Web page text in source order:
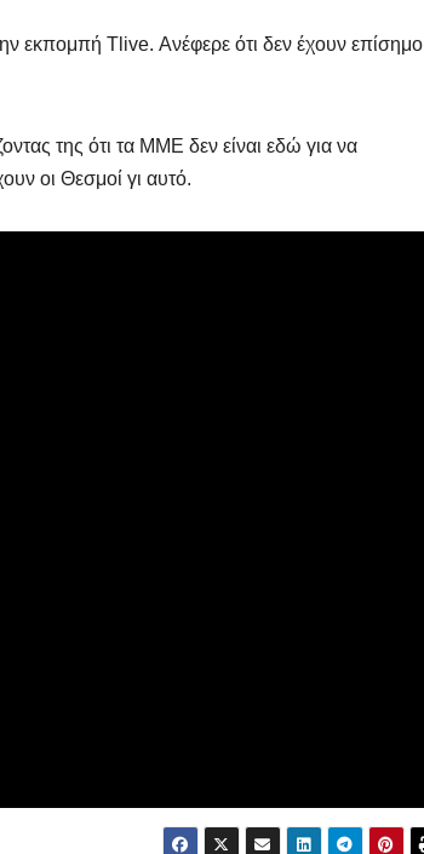
εκπομπή Tlive. Ανέφερε ότι δεν έχουν επίσημο
της ότι τα ΜΜΕ δεν είναι εδώ για να
οι Θεσμοί γι αυτό.